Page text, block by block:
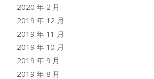
2020 年 2 月
2019 年 12 月
2019 年 11 月
2019 年 10 月
2019 年 9 月
2019 年 8 月